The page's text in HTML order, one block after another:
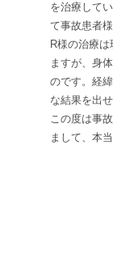
を治療して
て事故患者
R様の治療は
ますが、身
のです。経
な結果を出
この度は事
まして、本